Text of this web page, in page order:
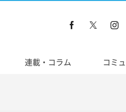
連載・コラム コミ